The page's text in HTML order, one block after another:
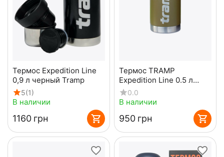
Термос Expedition Line
0,9 л черный Tramp
5(1)
В наличии
‍1160‍ грн
Термос TRAMP
Expedition Line 0.5 л
Olive
0.0
В наличии
‍950‍ грн